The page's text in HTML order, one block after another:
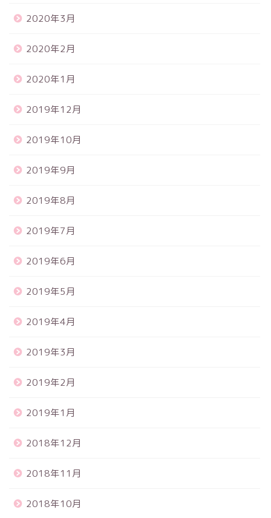
2020年3月
2020年2月
2020年1月
2019年12月
2019年10月
2019年9月
2019年8月
2019年7月
2019年6月
2019年5月
2019年4月
2019年3月
2019年2月
2019年1月
2018年12月
2018年11月
2018年10月